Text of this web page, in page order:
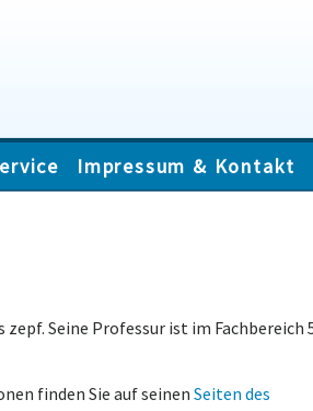
Impressum & Kontakt
Seine Professur ist im Fachbereich
finden Sie auf seinen Seiten des